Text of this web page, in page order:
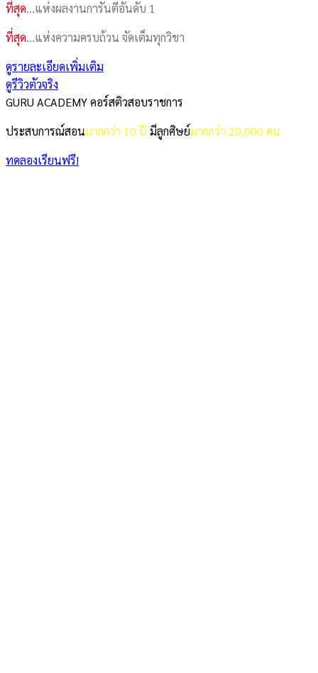
ที่สุด…แห่งผลงานการันตีอันดับ 1
ที่สุด…แห่งความครบถ้วน จัดเต็มทุกวิชา
ดูรายละเอียดเพิ่มเติม
ดูรีวิวตัวจริง
GURU ACADEMY คอร์สติวสอบราชการ
ประสบการณ์สอนมากกว่า 10 ปี มีลูกศิษย์มากกว่า 20,000 คน
ทดลองเรียนฟรี!